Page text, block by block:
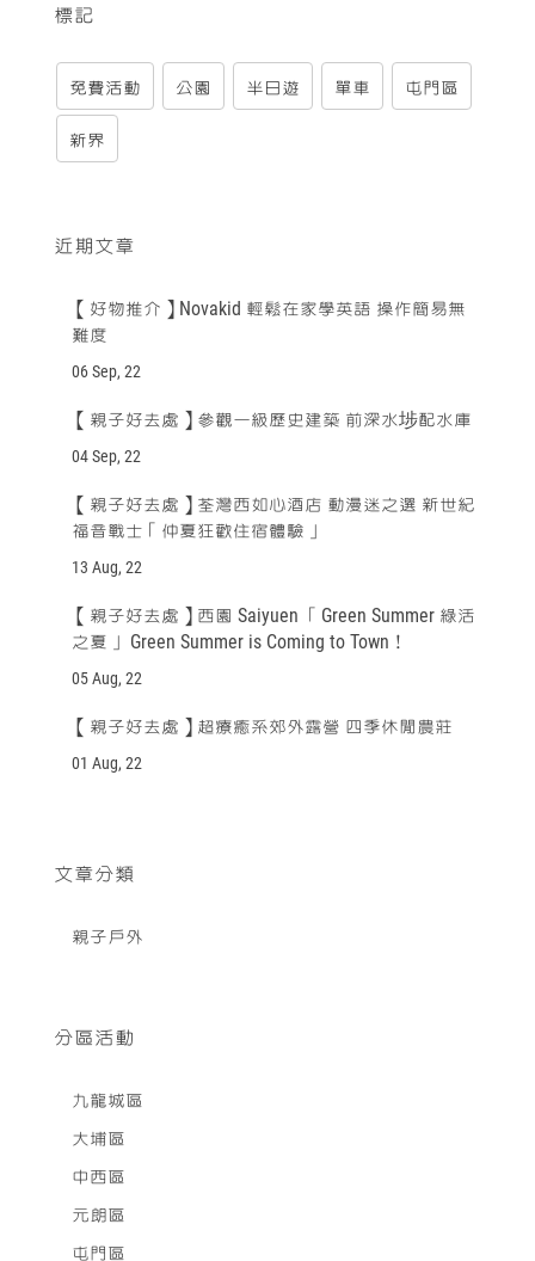
標記
免費活動 公園 半日遊 單車 屯門區
新界
近期文章
【好物推介】Novakid 輕鬆在家學英語 操作簡易無
難度
06 Sep, 22
【親子好去處】參觀一級歷史建築 前深水埗配水庫
04 Sep, 22
【親子好去處】荃灣西如心酒店 動漫迷之選 新世紀
福音戰士「仲夏狂歡住宿體驗」
13 Aug, 22
【親子好去處】西園 Saiyuen 「Green Summer 綠活
之夏」 Green Summer is Coming to Town！
05 Aug, 22
【親子好去處】超療癒系郊外露營 四季休閒農莊
01 Aug, 22
文章分類
親子戶外
分區活動
九龍城區
大埔區
中西區
元朗區
屯門區